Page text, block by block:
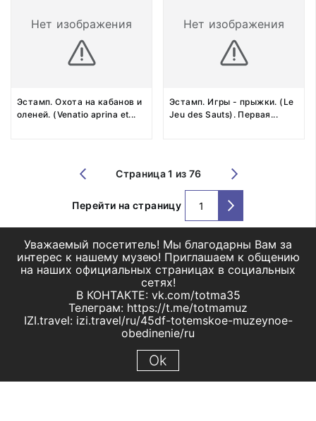
Нет изображения
Эстамп. Охота на кабанов и
оленей. (Venatio aprina et...
Нет изображения
Эстамп. Игры - прыжки. (Le
Jeu des Sauts). Первая ...
Страница 1 из 76
Перейти на страницу
Уважаемый посетитель! Мы благодарны Вам за
интерес к нашему музею! Приглашаем к общению
на наших официальных страницах в социальных
сетях!
В КОНТАКТЕ: vk.com/totma35
Телеграм: https://t.me/totmamuz
IZI.travel: izi.travel/ru/45df-totemskoe-muzeynoe-
obedinenie/ru
Ok